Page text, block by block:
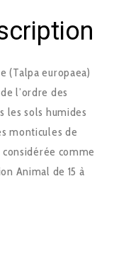
(Talpa europaea)
l’ordre des
les sols humides
monticules de
comme
Animal de 15 à